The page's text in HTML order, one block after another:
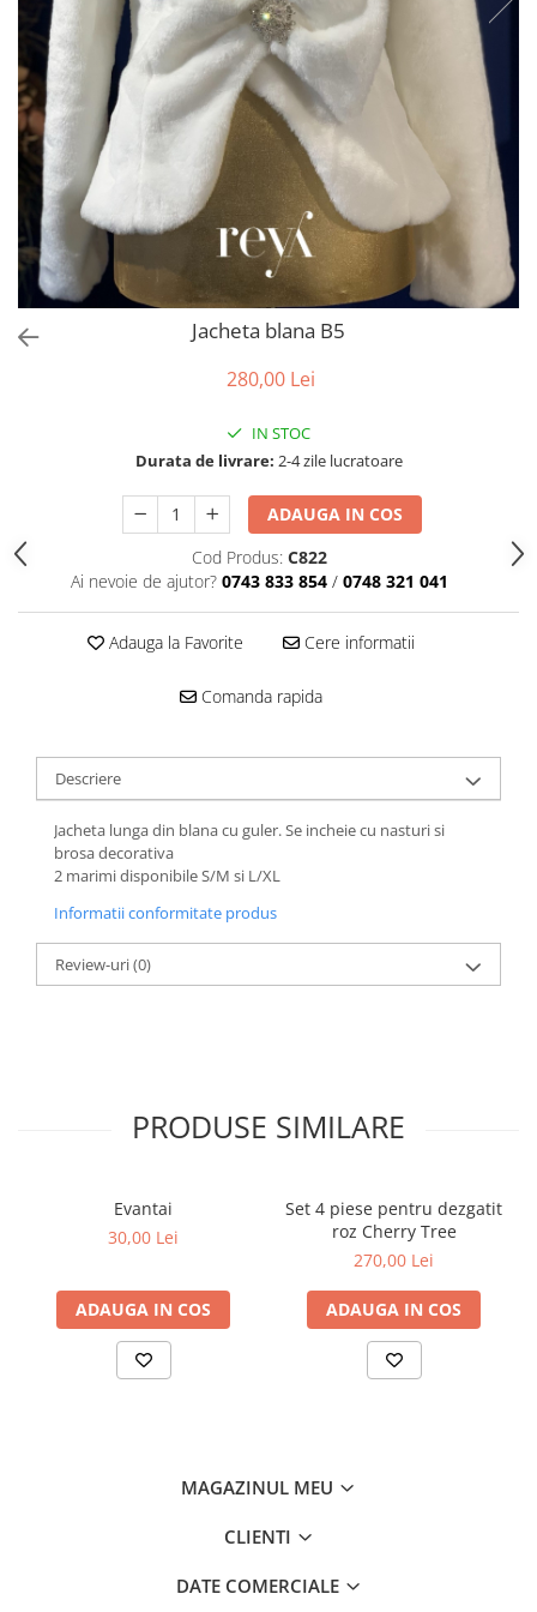
Jacheta blana B5
280,00 Lei
IN STOC
Durata de livrare: 2-4 zile lucratoare
ADAUGA IN COS
Cod Produs: C822
Ai nevoie de ajutor? 0743 833 854 / 0748 321 041
Adauga la Favorite Cere informatii
Comanda rapida
Descriere
Jacheta lunga din blana cu guler. Se incheie cu nasturi si
brosa decorativa
2 marimi disponibile S/M si L/XL
Informatii conformitate produs
Review-uri(0)
PRODUSE SIMILARE
Evantai
30,00 Lei
ADAUGA IN COS
Set 4 piese pentru dezgatit
roz Cherry Tree
270,00 Lei
ADAUGA IN COS
MAGAZINUL MEU
CLIENTI
DATE COMERCIALE